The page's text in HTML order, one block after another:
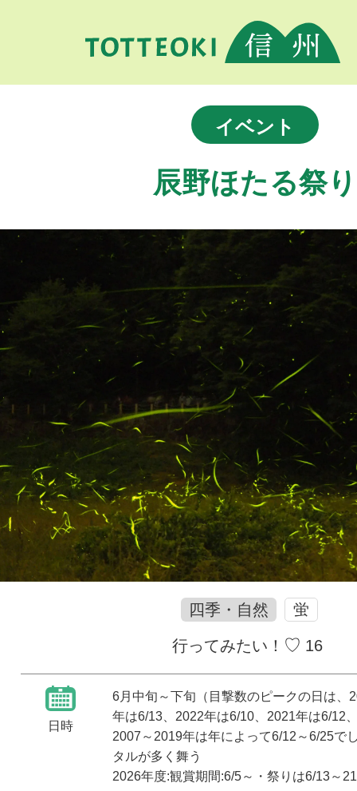
イベント
辰野ほたる祭り
四季・自然 蛍
行ってみたい！ ♡ 16
日時
6月中旬～下旬（目撃数のピークの日は、
年は6/13、2022年は6/10、2021年は6/12
2007～2019年は年によって6/12～6/25で
タルが多く舞う
2026年度:観賞期間:6/5～・祭りは6/13～21